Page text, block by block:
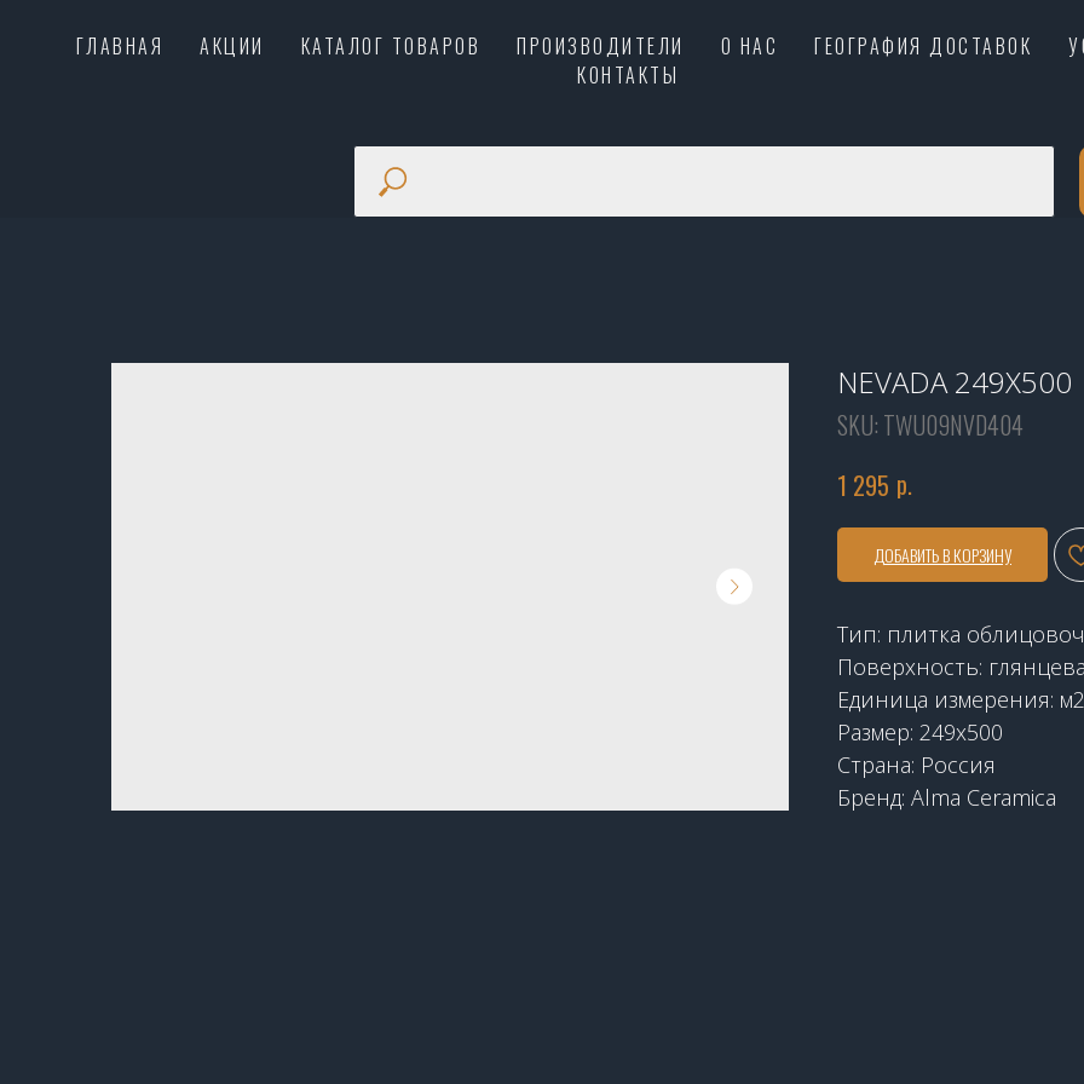
ГЛАВНАЯ АКЦИИ КАТАЛОГ ТОВАРОВ ПРОИЗВОДИТЕЛИ О НАС ГЕОГРАФИЯ ДОСТАВОК
КОНТАКТЫ
NEVADA 249X500
SKU: TWU09NVD404
1 295 р.
ДОБАВИТЬ В КОРЗИНУ
Тип: плитка
Поверхность:
Единица измерения: м2
Размер: 249х500
Страна: Россия
Бренд: Alma Ceramica